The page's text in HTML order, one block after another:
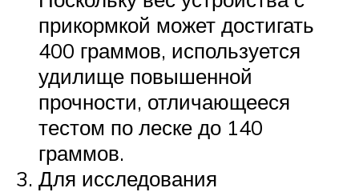
прикормкой может достигать
400 граммов, используется
удилище повышенной
прочности, отличающееся
тестом по леске до 140
граммов.
Для исследования